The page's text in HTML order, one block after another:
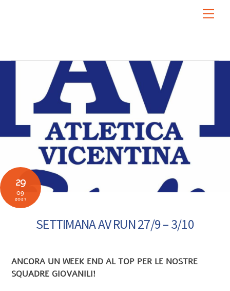
29
09
2021
SETTIMANA AV RUN 27/9 – 3/10
ANCORA UN WEEK END AL TOP PER LE NOSTRE
SQUADRE GIOVANILI!